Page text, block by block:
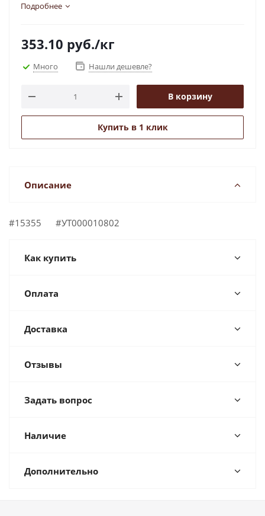
Подробнее
353.10 руб./кг
Много Нашли дешевле?
В корзину
Купить в 1 клик
Описание
#15355 #УТ000010802
Как купить
Оплата
Доставка
Отзывы
Задать вопрос
Наличие
Дополнительно